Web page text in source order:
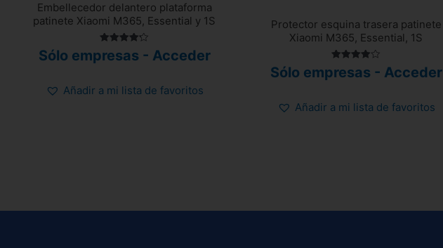
Embellecedor delantero plataforma
patinete Xiaomi M365, Essential y 1S
con
Sólo empresas - Acceder
Añadir a mi lista de favoritos
Protector esquina trasera patinete
Xiaomi M365, Essential, 1S
con
Sólo empresas - Acceder
Añadir a mi lista de favoritos